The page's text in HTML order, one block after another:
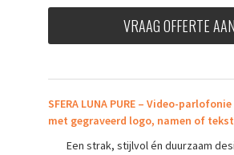
VRAAG OFFERTE AAN
SFERA LUNA PURE – Video-
met gegraveerd logo, namen of tekst
Een strak, stijlvol én duurzaam